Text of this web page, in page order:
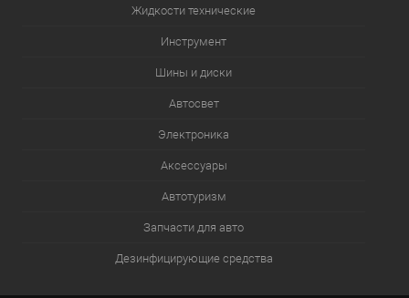
Жидкости технические
Инструмент
Шины и диски
Автосвет
Электроника
Аксессуары
Автотуризм
Запчасти для авто
Дезинфицирующие средства